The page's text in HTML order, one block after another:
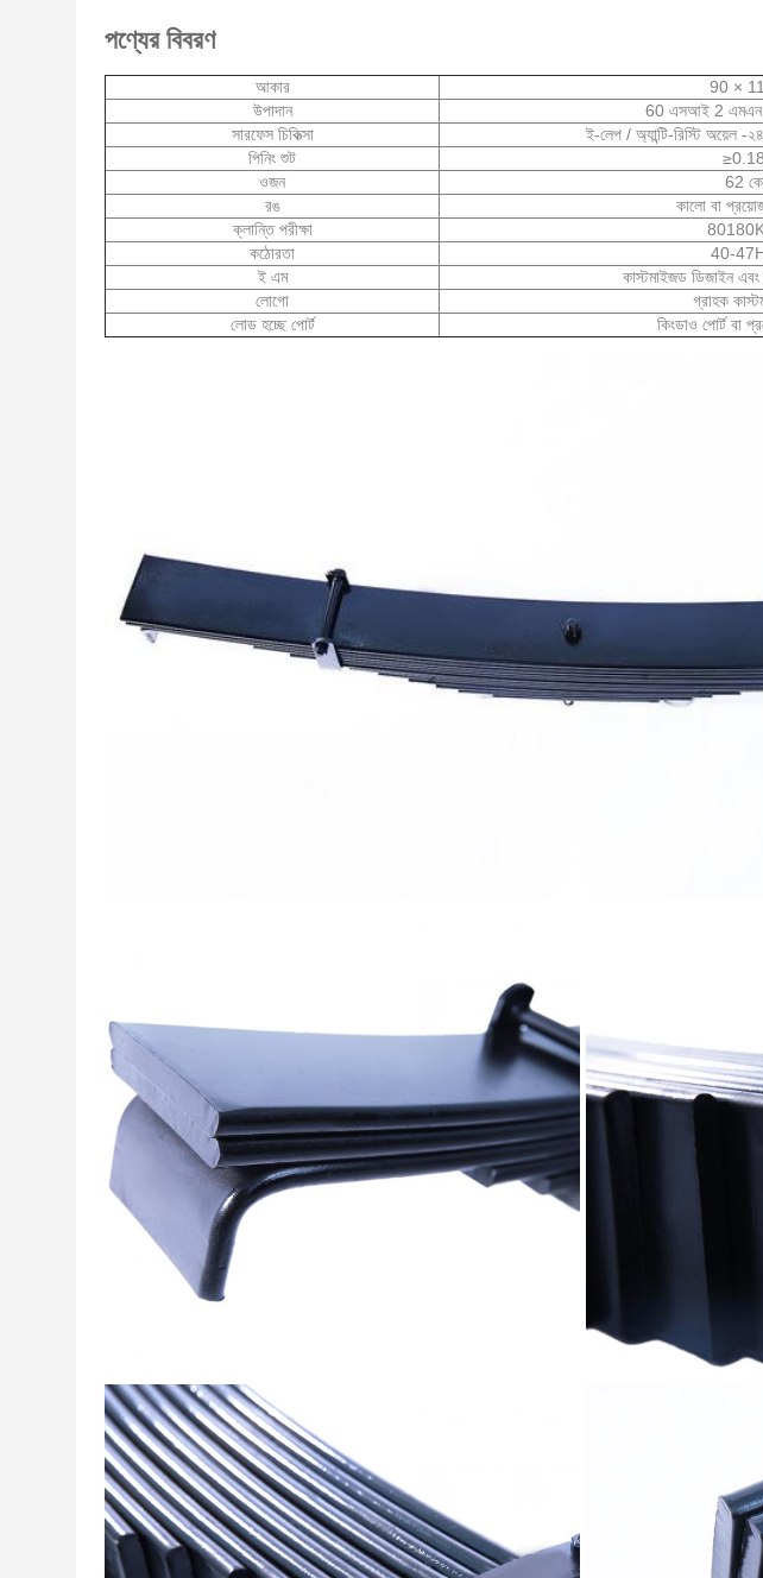
পণ্যের বিবরণ
আকার
90 ×
উপাদান
60 এসআই 2 এমএন
সারফেস চিকিত্সা
ই-লেপ / অ্যান্টি-রিস্টি অয়েল -
পিনিং শুট
ওজন
62
রঙ
কালো বা
ক্লান্তি পরীক্ষা
কঠোরতা
40-
ই এম
কাস্টমাইজড ডিজাইন এবং
লোগো
গ্রাহক
লোড হচ্ছে পোর্ট
কিংডাও পোর্ট বা